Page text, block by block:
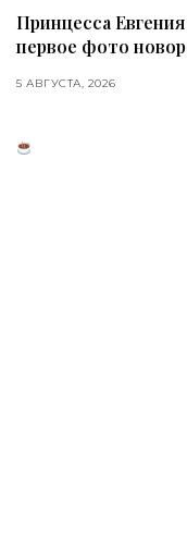
Принцесса
первое фото
5 АВГУСТА, 2026